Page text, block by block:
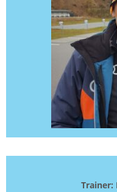
Trainer: